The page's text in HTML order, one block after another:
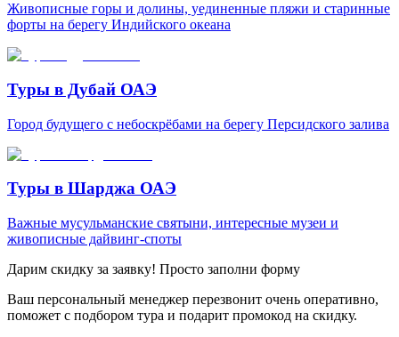
Живописные горы и долины, уединенные пляжи и старинные
форты на берегу Индийского океана
Туры в Дубай ОАЭ
Город будущего с небоскрёбами на берегу Персидского залива
Туры в Шарджа ОАЭ
Важные мусульманские святыни, интересные музеи и
живописные дайвинг-споты
Дарим скидку за заявку! Просто заполни форму
Ваш персональный менеджер перезвонит очень оперативно,
поможет с подбором тура и подарит промокод на скидку.